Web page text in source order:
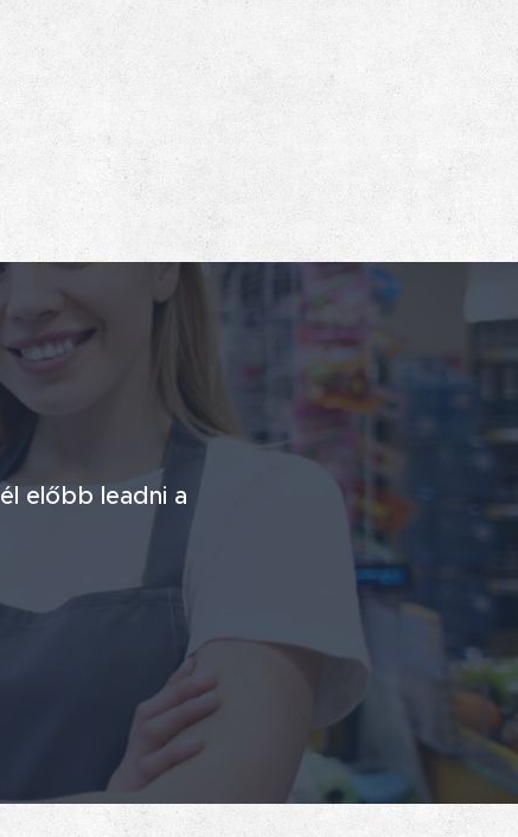
előbb leadni a